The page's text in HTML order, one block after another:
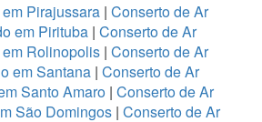
Pirajussara | Conserto de Ar
em Pirituba | Conserto de Ar
Rolinopolis | Conserto de Ar
em Santana| Conserto de Ar
Santo Amaro | Conserto de Ar
São Domingos| Conserto de Ar